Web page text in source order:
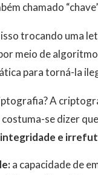
chamado
trocando uma
meio de
para torná-la
A
se dizer
e
a capacidade de